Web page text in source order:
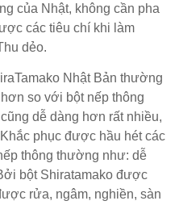
của Nhật, không cần pha
các tiêu chí khi làm
dẻo.
Nhật Bản thường
so với bột nếp thông
dễ dàng hơn rất nhiều,
phục được hầu hét các
thông thường như: dễ
bột Shiratamako được
rửa, ngâm, nghiền, sàn